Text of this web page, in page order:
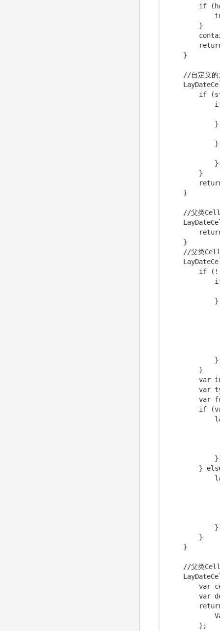
if
        }
    }
//自定义的
if
            }
        }
    }
//父类
    }
//父类
if
            }
        }
var
var
var
if
}
        }
    }
//父类
var
var
        };